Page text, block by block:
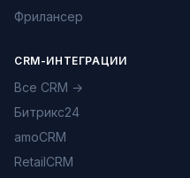
Фрилансер
CRM-ИНТЕГРАЦИИ
Все CRM →
Битрикс24
amoCRM
RetailCRM